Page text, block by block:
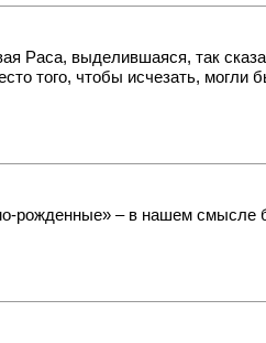
Раса, выделившаяся, так
того, чтобы исчезать, могли
рожденные» – в нашем